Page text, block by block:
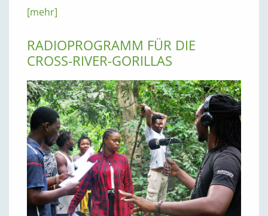
[mehr]
RADIOPROGRAMM FÜR DIE
CROSS-RIVER-GORILLAS